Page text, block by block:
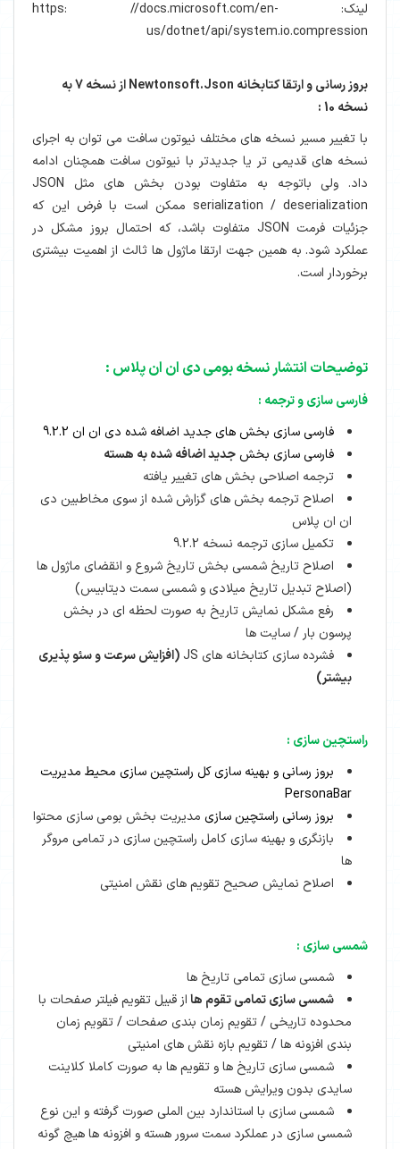
لینک: https: //docs.microsoft.com/en-
us/dotnet/api/system.io.compression
بروز رسانی و ارتقا کتابخانه Newtonsoft.Json از نسخه 7 به
نسخه 10 :
با تغییر مسیر نسخه های مختلف نیوتون سافت می توان به اجرای
نسخه های قدیمی تر یا جدیدتر با نیوتون سافت همچنان ادامه
داد. ولی باتوجه به متفاوت بودن بخش های مثل JSON
serialization / deserialization ممکن است با فرض این که
جزئیات فرمت JSON متفاوت باشد، که احتمال بروز مشکل در
عملکرد شود. به همین جهت ارتقا ماژول ها ثالث از اهمیت بیشتری
برخوردار است.
توضیحات انتشار نسخه بومی دی ان ان پلاس :
فارسی سازی و ترجمه :
فارسی سازی بخش های جدید اضافه شده دی ان ان 9.2.2
فارسی سازی بخش جدید اضافه شده به هسته
ترجمه اصلاحی بخش های تغییر یافته
اصلاح ترجمه بخش های گزارش شده از سوی مخاطبین دی
ان ان پلاس
تکمیل سازی ترجمه نسخه 9.2.2
اصلاح تاریخ شمسی بخش تاریخ شروع و انقضای ماژول ها
(اصلاح تبدیل تاریخ میلادی و شمسی سمت دیتابیس)
رفع مشکل نمایش تاریخ به صورت لحظه ای در بخش
پرسون بار / سایت ها
فشرده سازی کتابخانه های JS
(افزایش سرعت و سئو پذیری
بیشتر)
راستچین سازی :
بروز رسانی و بهینه سازی کل راستچین سازی محیط مدیریت
PersonaBar
بروز رسانی راستچین سازی مدیریت بخش بومی سازی محتوا
بازنگری و بهینه سازی کامل راستچین سازی در تمامی مروگر
ها
اصلاح نمایش صحیح تقویم های نقش امنیتی
شمسی سازی :
شمسی سازی تمامی تاریخ ها
شمسی سازی تمامی تقوم هااز قبیل تقویم فیلتر صفحات با
محدوده تاریخی / تقویم زمان بندی صفحات / تقویم زمان
بندی افزونه ها / تقویم بازه نقش های امنیتی
شمسی سازی تاریخ ها و تقویم ها به صورت کاملا کلاینت
سایدی بدون ویرایش هسته
شمسی سازی با استاندارد بین الملی صورت گرفته و این نوع
شمسی سازی در عملکرد سمت سرور هسته و افزونه ها هیچ گونه